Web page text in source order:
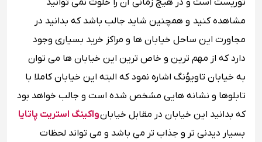
توریست است و در هیچ زمانی آن را خلوت نمی توانید
مشاهده کنید و همچنین شاید جالب باشد که بدانید در
مجاورت این ساحل خیابان ها و مراکز خرید بسیاری وجود
دارد که از مهم ترین و خاص ترین این خیابان ها می توان
به خیابان تاویوُنگ اشاره نمود که البته این خیابان کاملا با
تابلوها و نشانه هایی مشخص شده است و جالب خواهد بود
که بدانید این خیابان در مقابل خیابانواکینگ استریت پاتایا
بسیار دیدنی تر و جذاب تر می باشد و می تواند لحظات